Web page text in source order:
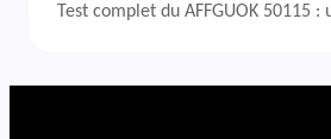
Test complet du AFFGUOK